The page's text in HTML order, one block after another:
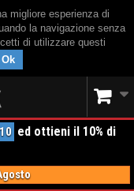
migliore esperienza di
la navigazione senza
di utilizzare questi
Ok
ed ottieni il 10% di